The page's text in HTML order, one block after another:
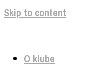
Skip to content
O klube